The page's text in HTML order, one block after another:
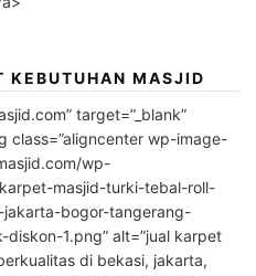
KEBUTUHAN MASJID
target=”_blank”
class=”aligncenter wp-image-
wp-
masjid-turki-tebal-roll-
bogor-tangerang-
1.png” alt=”jual karpet
di bekasi, jakarta,